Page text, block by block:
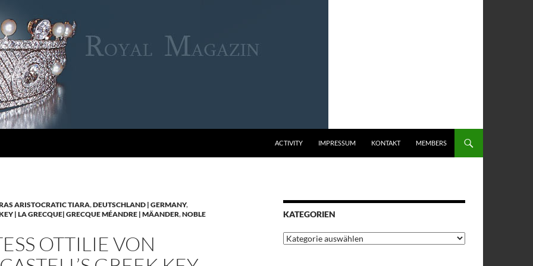
ACTIVITY IMPRESSUM KONTAKT MEMBERS
ARISTOCRATIC TIARA,DEUTSCHLAND | GERMANY,
| LA GRECQUE| GRECQUE MÉANDRE | MÄANDER,NOBLE
OTTILIE VON
KATEGORIEN
Kategorien